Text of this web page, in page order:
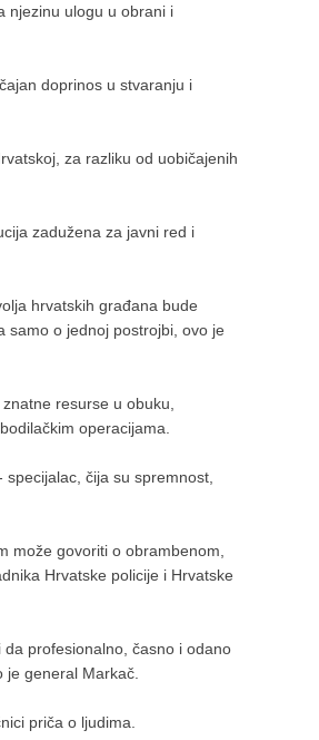
njezinu ulogu u obrani i
doprinos u stvaranju i
za razliku od uobičajenih
zadužena za javni red i
hrvatskih građana bude
samo o jednoj postrojbi, ovo je
resurse u obuku,
operacijama.
čija su spremnost,
može govoriti o obrambenom,
Hrvatske policije i Hrvatske
da profesionalno, časno i odano
general Markač.
priča o ljudima.